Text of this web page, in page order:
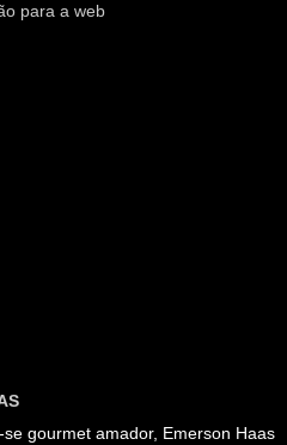
para a web
gourmet amador, Emerson Haas